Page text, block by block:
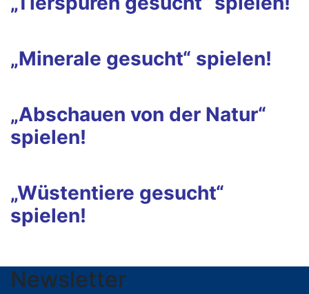
„Minerale gesucht“ spielen!
„Abschauen von der Natur“
spielen!
„Wüstentiere gesucht“
spielen!
Newsletter